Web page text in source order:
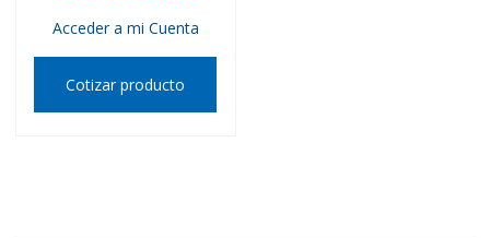
Acceder a mi Cuenta
Cotizar producto